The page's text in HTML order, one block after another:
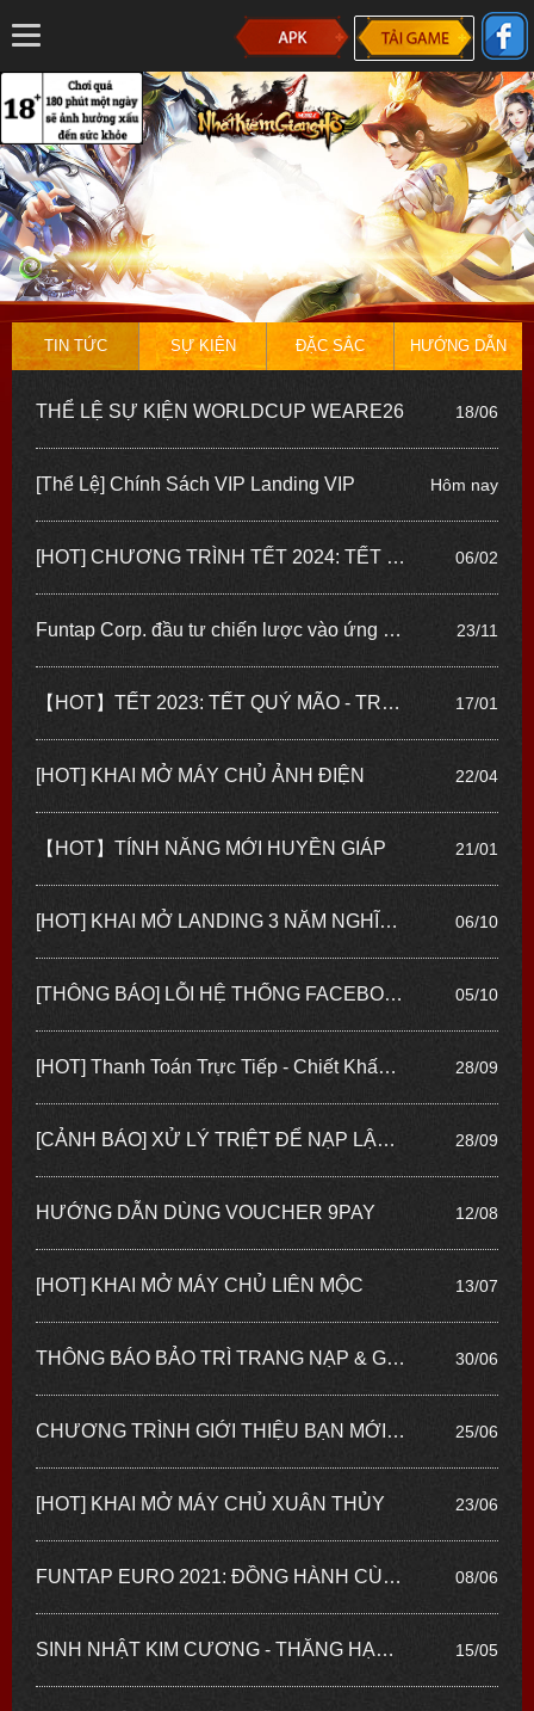
TIN TỨC SỰ KIỆN ĐẶC SẮC HƯỚNG DẪN
THỂ LỆ SỰ KIỆN WORLDCUP WEARE26 18/06
[Thể Lệ] Chính Sách VIP Landing VIP Hôm nay
[HOT] CHƯƠNG TRÌNH TẾT 2024: TẾT GIÁP THÌN - RƯỚC NGHÌN TÀI LỘC 06/02
Funtap Corp. đầu tư chiến lược vào ứng dụng fintech Tikop, mở rộng hệ sinh thái sản phẩm công nghệ 23/11
【HOT】TẾT 2023: TẾT QUÝ MÃO - TRAO TẤN LỘC 17/01
[HOT] KHAI MỞ MÁY CHỦ ẢNH ĐIỆN 22/04
【HOT】TÍNH NĂNG MỚI HUYỀN GIÁP 21/01
[HOT] KHAI MỞ LANDING 3 NĂM NGHĨA TÌNH 06/10
[THÔNG BÁO] LỖI HỆ THỐNG FACEBOOK TOÀN CẦU 05/10
[HOT] Thanh Toán Trực Tiếp - Chiết Khấu Cao Nhất 28/09
[CẢNH BÁO] XỬ LÝ TRIỆT ĐỂ NẠP LẬU & REFUND 28/09
HƯỚNG DẪN DÙNG VOUCHER 9PAY 12/08
[HOT] KHAI MỞ MÁY CHỦ LIÊN MỘC 13/07
THÔNG BÁO BẢO TRÌ TRANG NẠP & GIFTCODE 30/06
CHƯƠNG TRÌNH GIỚI THIỆU BẠN MỚI - PHƠI PHỚI NIỀM VUI - TỔNG TRỊ GIÁ GIẢI THƯỞNG LÊN ĐẾN 100 TRIỆU ĐỒNG 25/06
[HOT] KHAI MỞ MÁY CHỦ XUÂN THỦY 23/06
FUNTAP EURO 2021: ĐỒNG HÀNH CÙNG GIẢI VÔ ĐỊCH BÓNG ĐÁ CHÂU ÂU 08/06
SINH NHẬT KIM CƯƠNG - THĂNG HẠNG SUNG SƯỚNG 15/05